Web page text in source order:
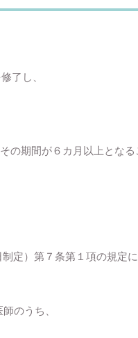
了し、
の期間が６カ月以上とな
定）第７条第１項の規定
のうち、